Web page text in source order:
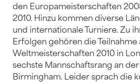
den Europameisterschaften
2010. Hinzu kommen diverse
und internationale Turniere. Zu
Erfolgen gehören die Teilnahme
Weltmeisterschaften 2010 in
sechste Mannschaftsrang an der
Birmingham. Leider sprach die